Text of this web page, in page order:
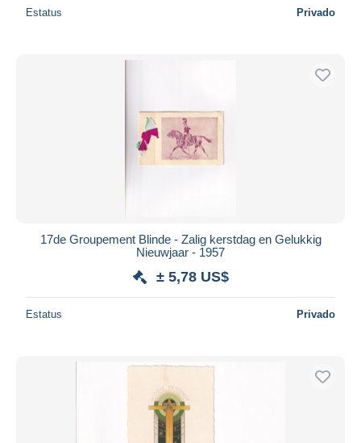
Estatus Privado
17de Groupement Blinde - Zalig kerstdag en Gelukkig
Nieuwjaar - 1957
± 5,78 US$
Estatus Privado